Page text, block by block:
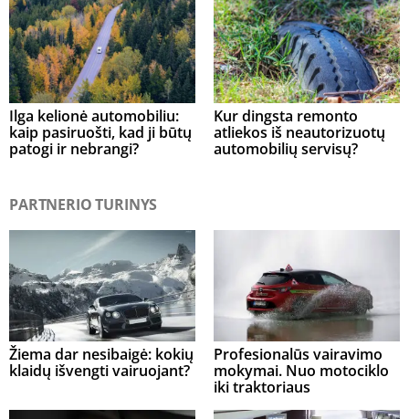
Ilga kelionė automobiliu:
kaip pasiruošti, kad ji būtų
patogi ir nebrangi?
Kur dingsta remonto
atliekos iš neautorizuotų
automobilių servisų?
PARTNERIO TURINYS
Žiema dar nesibaigė: kokių
klaidų išvengti vairuojant?
Profesionalūs vairavimo
mokymai. Nuo motociklo
iki traktoriaus